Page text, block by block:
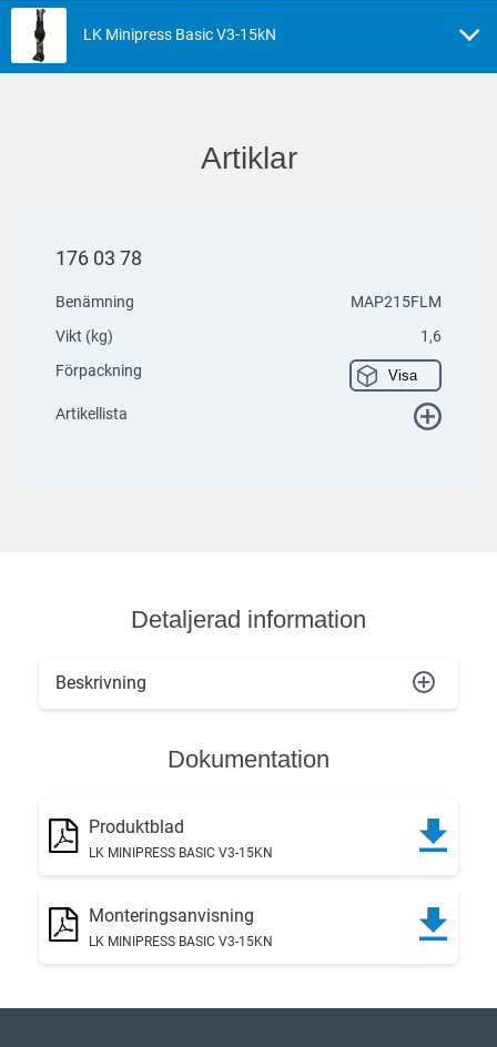
LK Minipress Basic V3-15kN
Artiklar
176 03 78
Benämning
MAP215FLM
Vikt (kg)
1,6
Förpackning
Visa
Artikellista
Detaljerad information
Beskrivning
Dokumentation
Produktblad
LK MINIPRESS BASIC V3-15KN
Monteringsanvisning
LK MINIPRESS BASIC V3-15KN